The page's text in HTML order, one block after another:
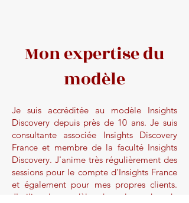
Mon expertise du
modèle
Je suis accréditée au modèle Insights
Discovery depuis près de 10 ans. Je suis
consultante associée Insights Discovery
France et membre de la faculté Insights
Discovery. J'anime très régulièrement des
sessions pour le compte d’Insights France
et également pour mes propres clients.
J'utilise le modèle dans le cadre de